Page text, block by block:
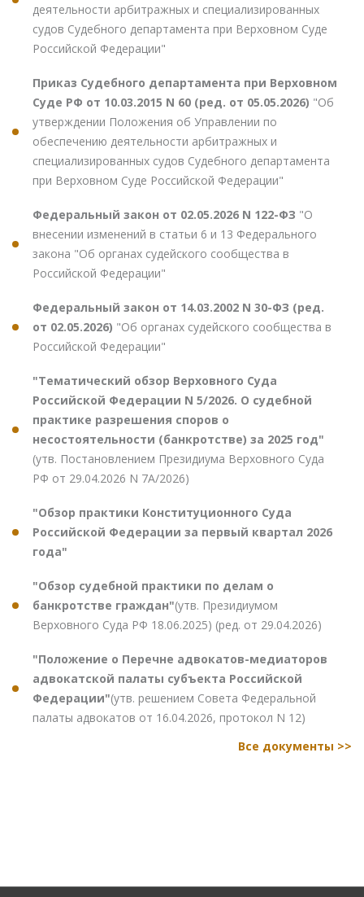
деятельности арбитражных и специализированных
судов Судебного департамента при Верховном Суде
Российской Федерации"
Приказ Судебного департамента при Верховном
Суде РФ от 10.03.2015 N 60 (ред. от 05.05.2026) "Об
утверждении Положения об Управлении по
обеспечению деятельности арбитражных и
специализированных судов Судебного департамента
при Верховном Суде Российской Федерации"
Федеральный закон от 02.05.2026 N 122-ФЗ "О
внесении изменений в статьи 6 и 13 Федерального
закона "Об органах судейского сообщества в
Российской Федерации"
Федеральный закон от 14.03.2002 N 30-ФЗ (ред.
от 02.05.2026) "Об органах судейского сообщества в
Российской Федерации"
"Тематический обзор Верховного Суда
Российской Федерации N 5/2026. О судебной
практике разрешения споров о
несостоятельности (банкротстве) за 2025 год"
(утв. Постановлением Президиума Верховного Суда
РФ от 29.04.2026 N 7А/2026)
"Обзор практики Конституционного Суда
Российской Федерации за первый квартал 2026
года"
"Обзор судебной практики по делам о
банкротстве граждан"(утв. Президиумом
Верховного Суда РФ 18.06.2025) (ред. от 29.04.2026)
"Положение о Перечне адвокатов-медиаторов
адвокатской палаты субъекта Российской
Федерации"(утв. решением Совета Федеральной
палаты адвокатов от 16.04.2026, протокол N 12)
Все документы >>